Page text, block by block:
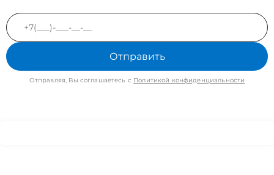
Отправить
Отправляя, Вы соглашаетесь с Политикой конфиденциальности